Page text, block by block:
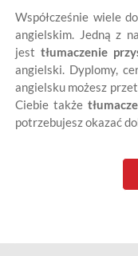
Współcześnie wiele
angielskim. Jedną z
jesttłumaczenie
angielski. Dyplomy,
angielsku możesz
Ciebie także
potrzebujesz okazać